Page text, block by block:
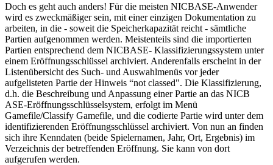
Doch es geht auch anders! Für die meisten NICBASE-Anwender
wird es zweckmäßiger sein, mit einer einzigen Dokumentation zu
arbeiten, in die - soweit die Speicherkapazität reicht - sämtliche
Partien aufgenommen werden. Meistenteils sind die importierten
Partien entsprechend dem NICBASE- Klassifizierungssystem unter
einem Eröffnungsschlüssel archiviert. Anderenfalls erscheint in der
Listenübersicht des Such- und Auswahlmenüs vor jeder
aufgelisteten Partie der Hinweis “not classed". Die Klassifizierung,
d.h. die Beschreibung und Anpassung einer Partie an das NICB
ASE-Eröffnungsschlüsselsystem, erfolgt im Menü
Gamefile/Classify Gamefile, und die codierte Partie wird unter dem
identifizierenden Eröffnungsschlüssel archiviert. Von nun an finden
sich ihre Kenndaten (beide Spielernamen, Jahr, Ort, Ergebnis) im
Verzeichnis der betreffenden Eröffnung. Sie kann von dort
aufgerufen werden.